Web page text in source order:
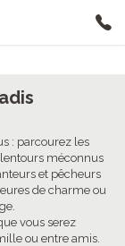
: parcourez les
méconnus
et pêcheurs
de charme ou
vous serez
ou entre amis.